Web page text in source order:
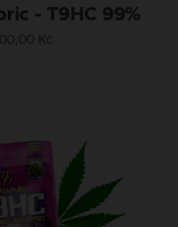
- T9HC 99%
Kč